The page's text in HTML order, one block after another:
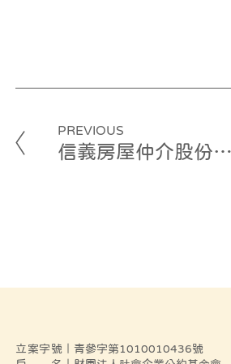
PREVIOUS
信義房屋仲介股份
立案字號 ｜青參字第1010010436號